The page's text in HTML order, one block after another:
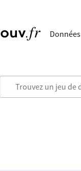
Données